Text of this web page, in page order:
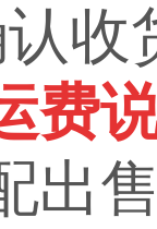
收
费
出